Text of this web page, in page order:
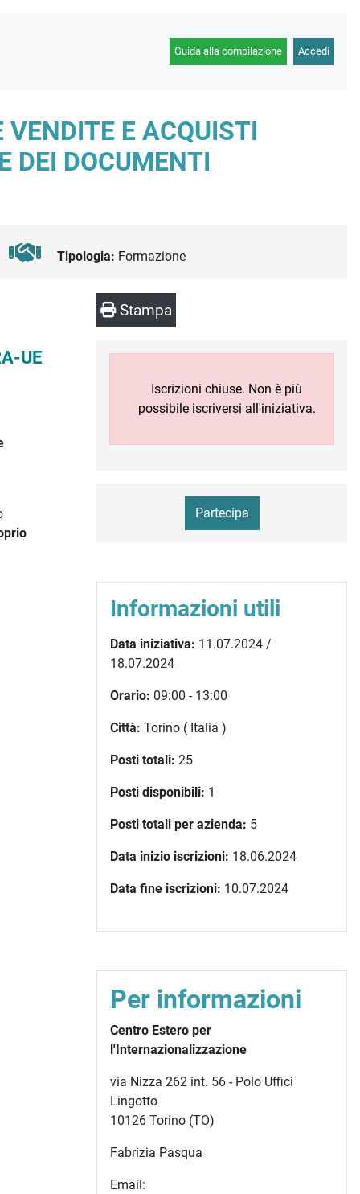
Guida alla compilazione Accedi
VENDITE E ACQUISTI
DEI DOCUMENTI
Tipologia: Formazione
UE
Stampa
Iscrizioni chiuse. Non è più
possibile iscriversi all'iniziativa.
Partecipa
Informazioni utili
Data iniziativa: 11.07.2024 /
18.07.2024
Orario: 09:00 - 13:00
Città: Torino ( Italia )
Posti totali: 25
Posti disponibili: 1
Posti totali per azienda: 5
Data inizio iscrizioni: 18.06.2024
Data fine iscrizioni: 10.07.2024
Per informazioni
Centro Estero per
l'Internazionalizzazione
via Nizza 262 int. 56 - Polo Uffici
Lingotto
10126 Torino (TO)
Fabrizia Pasqua
Email: